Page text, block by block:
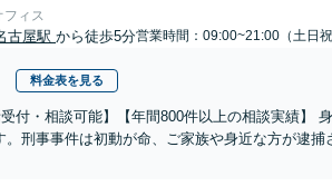
フィス
古屋駅 から徒歩5分営業時間：09:00~21:00（土日祝
料金表を見る
受付・相談可能】【年間800件以上の相談実績】
刑事事件は初動が命、ご家族や身近な方が逮